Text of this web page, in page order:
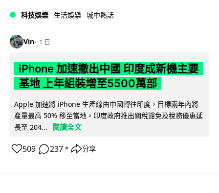
科技娛樂 生活娛樂 城中熱話
Vin 1 日
iPhone 加速撤出中國 印度成新機主要
基地 上年組裝增至5500萬部
Apple 加速將 iPhone 生產線由中國轉往印度，目標兩年內將
產量最高 50% 移至當地。印度政府推出關稅豁免及稅務優惠延
長至 204...
閱讀全文
509 237 ↗ 分享